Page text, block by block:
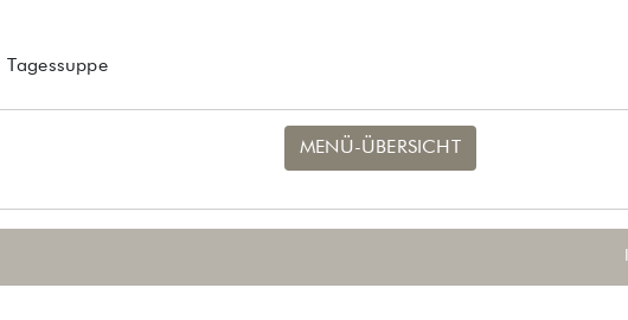
MENÜ-ÜBERSICHT